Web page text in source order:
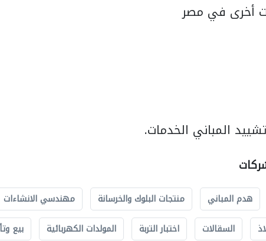
أخرى في مصر
المباني الخدمات.
هدم المباني منتجات البلوك والخرسانة مهندسي الانشاءات
السقالات اختبار التربة المولدات الكهربائية بيع